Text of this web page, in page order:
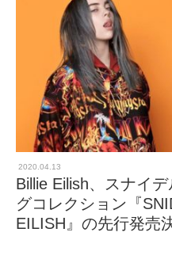
2020.04.13
Billie Eilish、スナイ
グコレクション『
EILISH』の先⾏発売